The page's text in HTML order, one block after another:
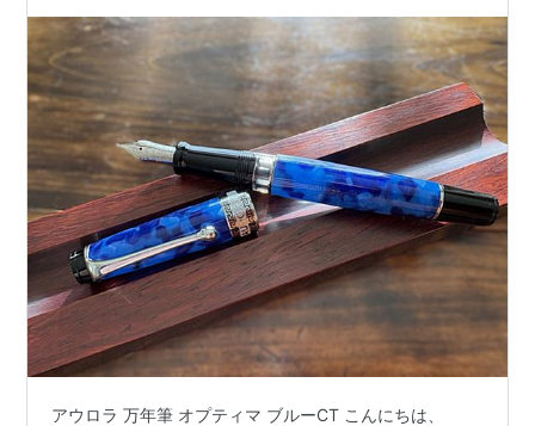
アウロラ 万年筆 オプティマ ブルーCT こんにちは、